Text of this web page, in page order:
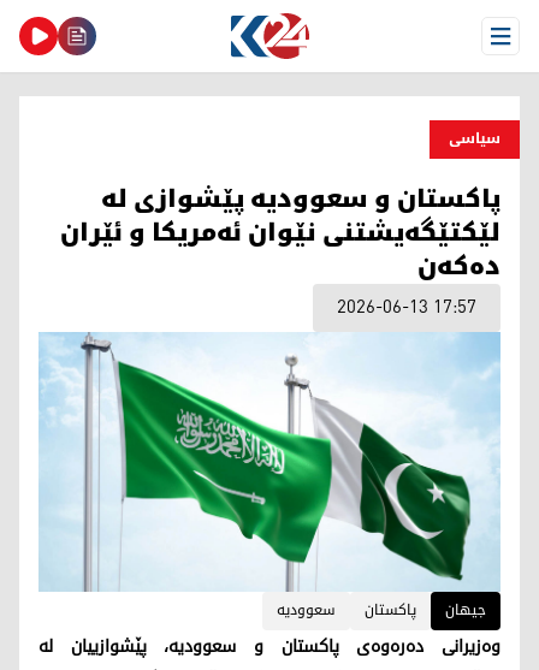
Open Menu
سیاسی
پاکستان و سعوودیە پێشوازی لە
لێکتێگەیشتنی نێوان ئەمریکا و ئێران
دەکەن
2026-06-13 17:57
جیهان پاکستان سعوودیە
وەزیرانی دەرەوەی پاکستان و سعوودیە، پێشوازییان لە